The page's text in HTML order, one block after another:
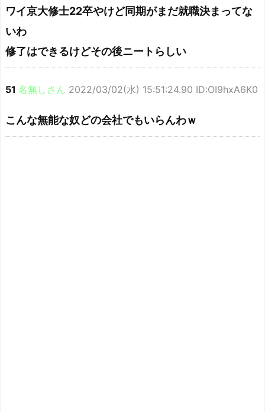
ワイ京大修士22卒やけど同期がまだ就職決まってな
いわ
修了はできるけどその後ニートらしい
51 名無しさん 2022/03/02(水) 15:51:24.90 ID:OI9hxA6K0
こんな無能な奴どの会社でもいらんわｗ